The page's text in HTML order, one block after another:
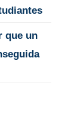
que un